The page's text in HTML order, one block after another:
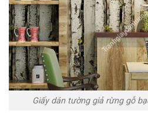
Giấy dán tường giả rừng gỗ